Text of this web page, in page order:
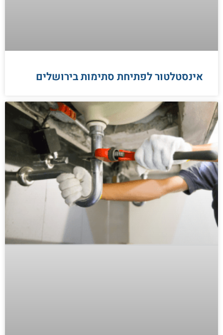
אינסטלטור לפתיחת סתימות בירושלים